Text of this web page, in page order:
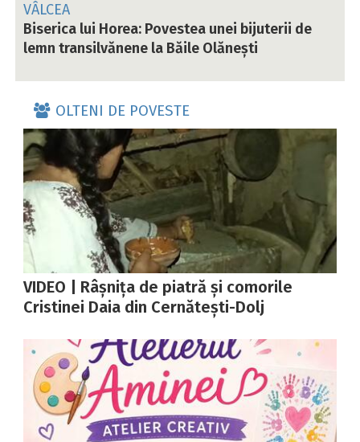
VÂLCEA
Biserica lui Horea: Povestea unei bijuterii de
lemn transilvănene la Băile Olănești
OLTENI DE POVESTE
VIDEO | Râșnița de piatră și comorile
Cristinei Daia din Cernătești-Dolj